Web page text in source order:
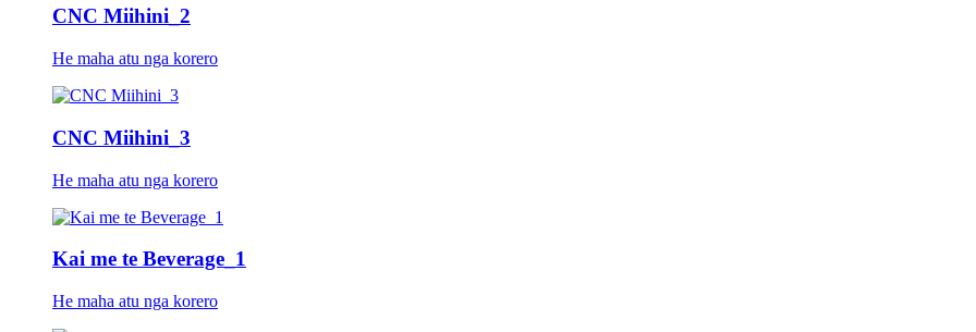
CNC Miihini_2
He maha atu nga korero
CNC Miihini_3
He maha atu nga korero
Kai me te Beverage_1
He maha atu nga korero